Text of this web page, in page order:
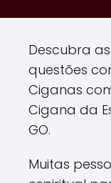
Descubra
questões
Ciganas
Cigana da
GO.
Muitas